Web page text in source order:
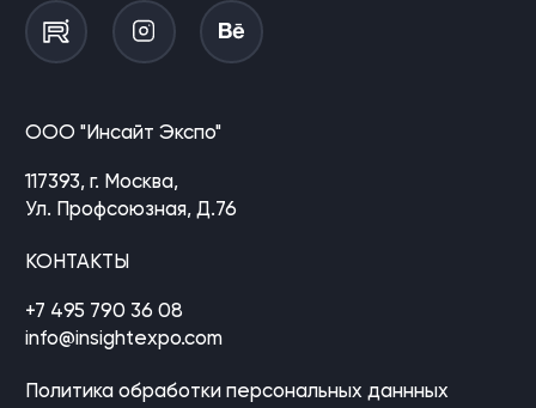
ООО "Инсайт Экспо"
117393, г. Москва,
Ул. Профсоюзная, Д.76
КОНТАКТЫ
+7 495 790 36 08
info@insightexpo.com
Политика обработки персональных даннных